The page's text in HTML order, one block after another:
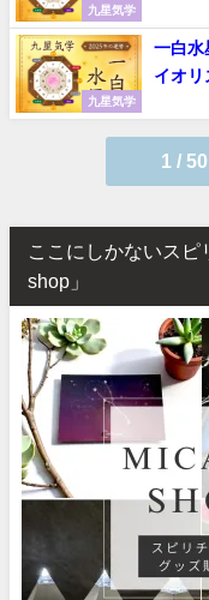
九星気学
九星気学
一白水
イオリ
1 / 50
ここにしかないス
shop」